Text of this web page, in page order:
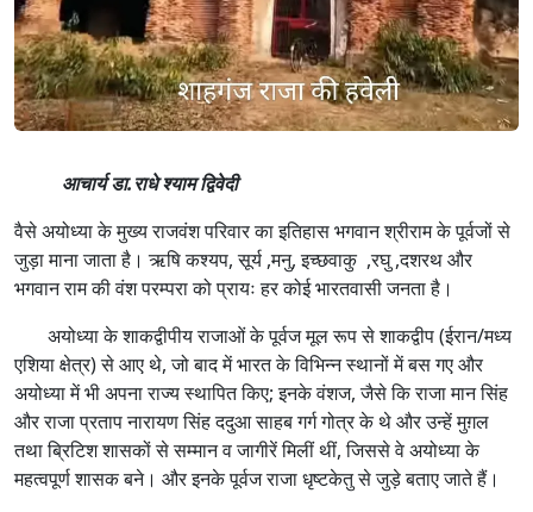
आचार्य डा.राधे श्याम द्विवेदी
वैसे अयोध्या के मुख्य राजवंश परिवार का इतिहास भगवान श्रीराम के पूर्वजों से
जुड़ा माना जाता है। ऋषि कश्यप, सूर्य ,मनु, इच्छवाकु ,रघु ,दशरथ और
भगवान राम की वंश परम्परा को प्रायः हर कोई भारतवासी जनता है।
अयोध्या के शाकद्वीपीय राजाओं के पूर्वज मूल रूप से शाकद्वीप (ईरान/मध्य
एशिया क्षेत्र) से आए थे, जो बाद में भारत के विभिन्न स्थानों में बस गए और
अयोध्या में भी अपना राज्य स्थापित किए; इनके वंशज, जैसे कि राजा मान सिंह
और राजा प्रताप नारायण सिंह ददुआ साहब गर्ग गोत्र के थे और उन्हें मुग़ल
तथा ब्रिटिश शासकों से सम्मान व जागीरें मिलीं थीं, जिससे वे अयोध्या के
महत्वपूर्ण शासक बने। और इनके पूर्वज राजा धृष्टकेतु से जुड़े बताए जाते हैं।